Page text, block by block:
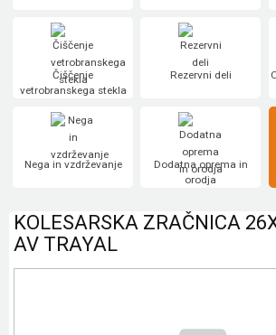
Čiščenje
vetrobranskega stekla
Rezervni deli
Nega in vzdrževanje
Dodatna oprema in
orodja
KOLESARSKA ZRAČNICA
AV TRAYAL